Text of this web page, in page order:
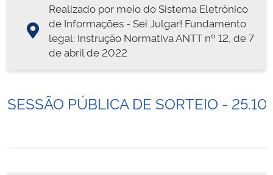
Realizado por meio do Sistema Eletrônico
de Informações - Sei Julgar! Fundamento
legal: Instrução Normativa ANTT nº 12, de 7
de abril de 2022
SESSÃO PÚBLICA DE SORTEIO -